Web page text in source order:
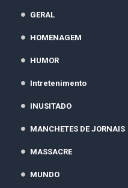
GERAL
HOMENAGEM
HUMOR
Intretenimento
INUSITADO
MANCHETES DE JORNAIS
MASSACRE
MUNDO